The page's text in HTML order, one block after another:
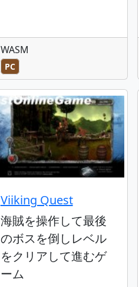
WASM
PC
Viiking Quest
海賊を操作して最後
のボスを倒しレベル
をクリアして進むゲ
ーム